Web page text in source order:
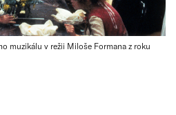
muzikálu v režii Miloše Formana z roku